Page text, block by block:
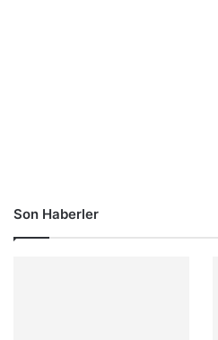
Son Haberler